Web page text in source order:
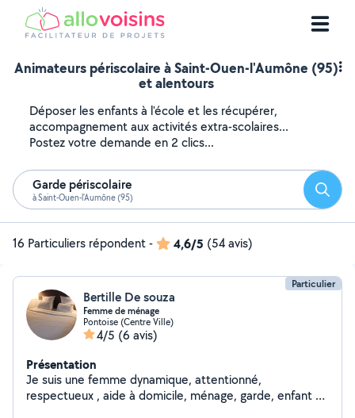
Animateurs périscolaire à Saint-Ouen-l'Aumône (95)
et alentours
Déposer les enfants à l'école et les récupérer,
accompagnement aux activités extra-scolaires...
Postez votre demande en 2 clics...
Garde périscolaire
à Saint-Ouen-l'Aumône (95)
16 Particuliers répondent- 4,6/5 (54 avis)
Particulier
Bertille De souza
Femme de ménage
Pontoise (Centre Ville)
4/5 (6 avis)
Présentation
Je suis une femme dynamique, attentionné,
respectueux , aide à domicile, ménage, garde, enfant et